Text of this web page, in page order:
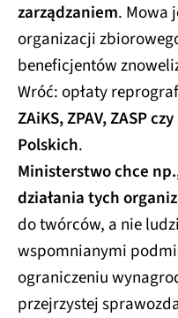
zarządzaniem. Mowa
organizacji
beneficjentów
Wróć: opłaty
ZAiKS, ZPAV, ZASP
Polskich.
Ministerstwo chce
działania tych
do twórców, a nie
wspomnianymi
ograniczeniu
przejrzystej